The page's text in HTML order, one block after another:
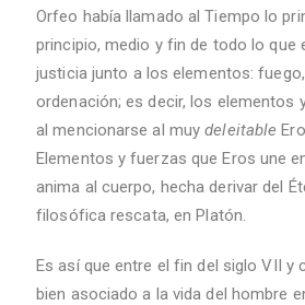
Orfeo había llamado al Tiempo lo
principio, medio y fin de todo lo que
justicia junto a los elementos:
ordenación; es decir, los elementos
al mencionarse al muydeleitable
Elementos y fuerzas que Eros une
anima al cuerpo, hecha derivar del
filosófica rescata, en Platón.
Es así que entre el fin del siglo VII y
bien asociado a la vida del hombre